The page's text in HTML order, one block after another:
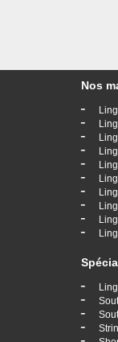
Nos
-
-
-
-
-
-
-
-
-
-
-
-
-
-